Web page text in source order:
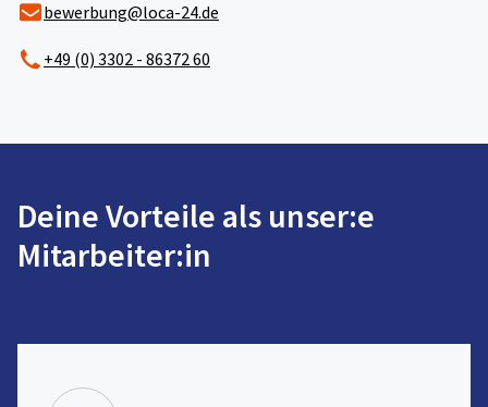
bewerbung@loca-24.de
+49 (0) 3302 - 86372 60
Deine Vorteile als unser:e
Mitarbeiter:in